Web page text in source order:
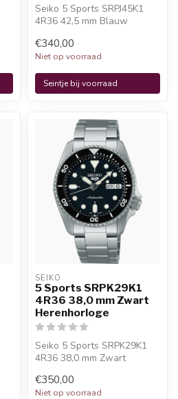
Seiko 5 Sports SRPJ45K1
4R36 42,5 mm Blauw
officieel Seiko h...
€340,00
Niet op voorraad
Seintje bij voorraad
SEIKO
5 Sports SRPK29K1
4R36 38,0 mm Zwart
Herenhorloge
Seiko 5 Sports SRPK29K1
4R36 38,0 mm Zwart
officieel Seiko h...
€350,00
Niet op voorraad